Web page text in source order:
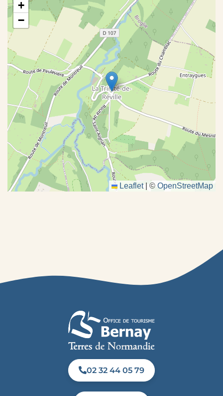
+
−
Leaflet © OpenStreetMap
02 32 44 05 79